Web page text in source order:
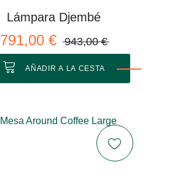
Lámpara Djembé
791,00 € 943,00 €
AÑADIR A LA CESTA